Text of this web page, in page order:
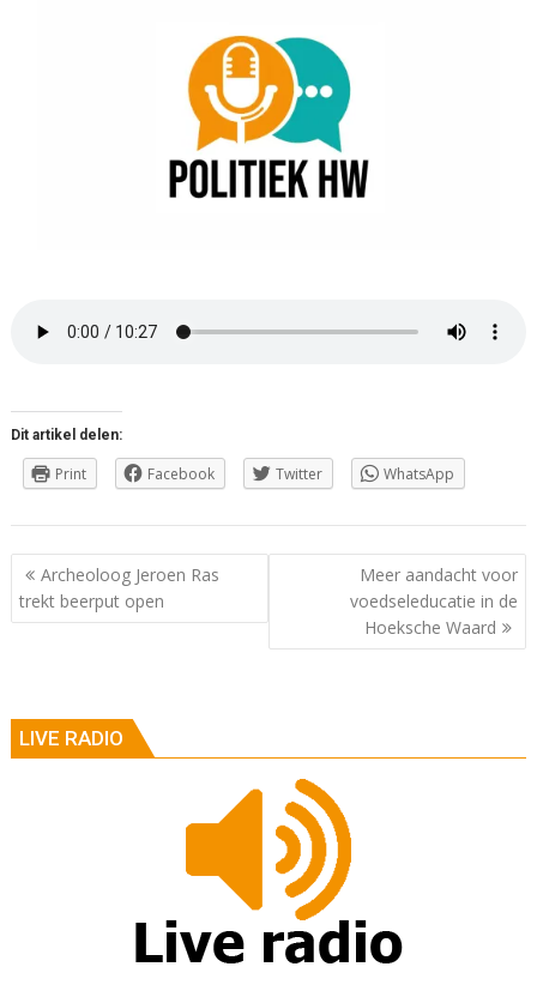
Dit artikel delen:
Print Facebook Twitter WhatsApp
Berichtnavigatie
Archeoloog Jeroen Ras
trekt beerput open
Meer aandacht voor
voedseleducatie in de
Hoeksche Waard
LIVE RADIO